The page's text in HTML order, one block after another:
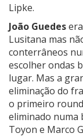
Lipke.
João Guedes
Lusitana mas
conterrâneos
escolher ondas
lugar. Mas a
eliminação do
o primeiro
eliminado numa
Toyon e Marco